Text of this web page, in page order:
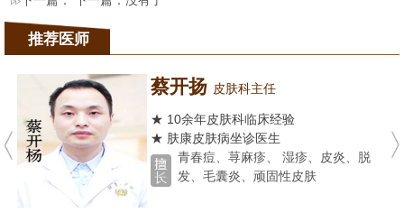
推荐医师
蔡开扬 皮肤科主任
★ 10余年皮肤科临床经验
★ 肤康皮肤病坐诊医生
青春痘、荨麻疹、 湿疹、皮炎、脱
发、毛囊炎、顽固性皮肤